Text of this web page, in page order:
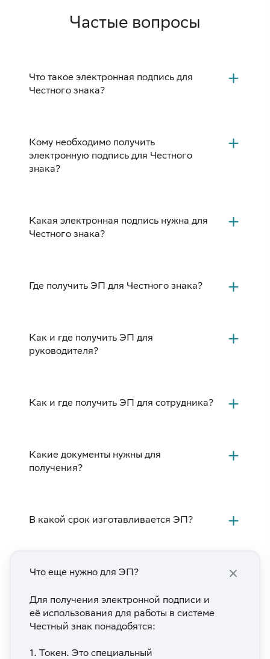
Частые вопросы
Что такое электронная подпись для
Честного знака?
Кому необходимо получить
электронную подпись для Честного
знака?
Какая электронная подпись нужна для
Честного знака?
Где получить ЭП для Честного знака?
Как и где получить ЭП для
руководителя?
Как и где получить ЭП для сотрудника?
Какие документы нужны для
получения?
В какой срок изготавливается ЭП?
Что еще нужно для ЭП?
Для получения электронной подписи и
её использования для работы в системе
Честный знак понадобятся:
1. Токен. Это специальный